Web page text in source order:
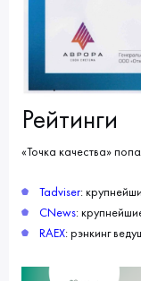
Рейтинги
«Точка качества»
Tadviser:
CNews:
RAEX: рэнкинг